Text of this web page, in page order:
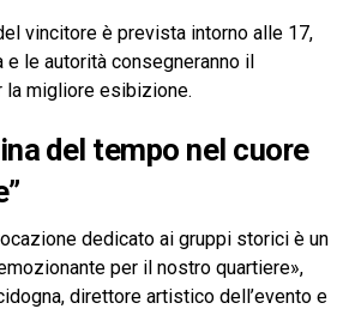
vincitore è prevista intorno alle 17,
e le autorità consegneranno il
la migliore esibizione.
del tempo nel cuore
dedicato ai gruppi storici è un
per il nostro quartiere»,
direttore artistico dell’evento e